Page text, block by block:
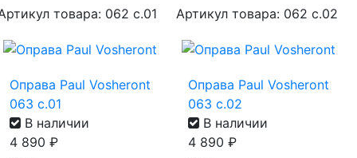
товара: 062 с.01
Артикул товара: 062 с.02
Оправа Paul Vosheront
063 с.01
В наличии
4 890 ₽
Оправа Paul Vosheront
063 с.02
В наличии
4 890 ₽